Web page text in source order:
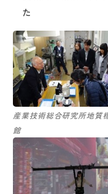
た
産業技術総合研究所地質
館